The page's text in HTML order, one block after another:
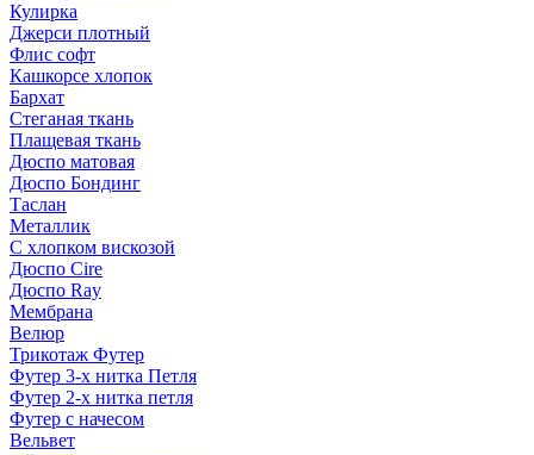
Кулирка
Джерси плотный
Флис софт
Кашкорсе хлопок
Бархат
Стеганая ткань
Плащевая ткань
Дюспо матовая
Дюспо Бондинг
Таслан
Металлик
С хлопком вискозой
Дюспо Cire
Дюспо Ray
Мембрана
Велюр
Трикотаж Футер
Футер 3-х нитка Петля
Футер 2-х нитка петля
Футер с начесом
Вельвет